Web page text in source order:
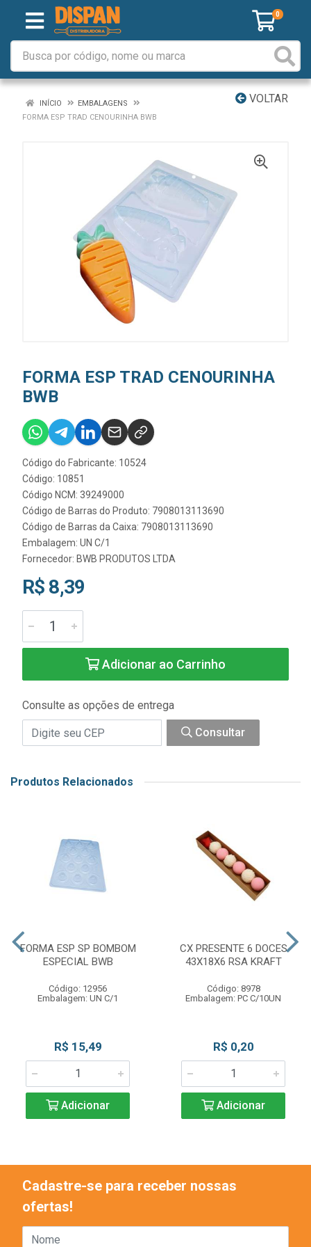
0
VOLTAR
INÍCIO
EMBALAGENS
FORMA ESP TRAD CENOURINHA BWB
FORMA ESP TRAD CENOURINHA
BWB
Código do Fabricante: 10524
Código: 10851
Código NCM: 39249000
Código de Barras do Produto: 7908013113690
Código de Barras da Caixa: 7908013113690
Embalagem: UN C/1
Fornecedor: BWB PRODUTOS LTDA
R$ 8,39
Adicionar ao Carrinho
Consulte as opções de entrega
Consultar
Produtos Relacionados
FORMA ESP SP BOMBOM
ESPECIAL BWB
Código: 12956
Embalagem: UN C/1
R$ 15,49
Adicionar
CX PRESENTE 6 DOCES
43X18X6 RSA KRAFT
Código: 8978
Embalagem: PC C/10UN
R$ 0,20
Adicionar
Cadastre-se para receber nossas
ofertas!